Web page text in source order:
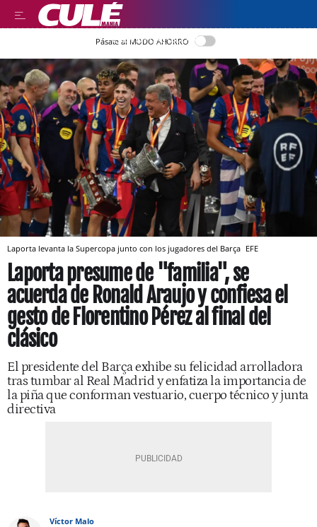
LEER EN CASTELLANO
Pásate al MODO AHORRO
Laporta levanta la Supercopa junto con los jugadores del Barça EFE
Laporta presume de "familia", se
acuerda de Ronald Araujo y confiesa el
gesto de Florentino Pérez al final del
clásico
El presidente del Barça exhibe su felicidad arrolladora
tras tumbar al Real Madrid y enfatiza la importancia de
la piña que conforman vestuario, cuerpo técnico y junta
directiva
Víctor Malo